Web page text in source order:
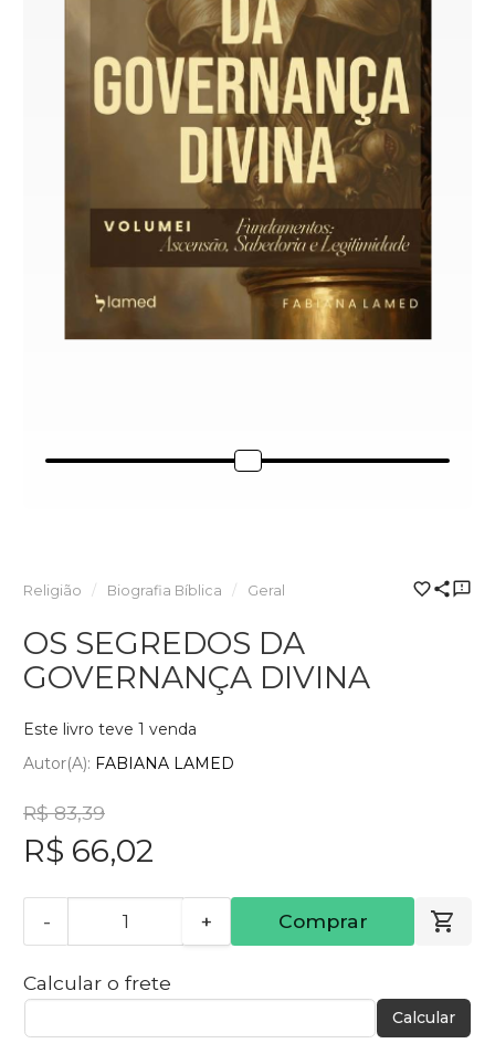
Religião Biografia Bíblica Geral
OS SEGREDOS DA
GOVERNANÇA DIVINA
Este livro teve 1 venda
Autor(a): FABIANA LAMED
R$ 83,39
R$ 66,02
- + Comprar
Calcular o frete
Calcular